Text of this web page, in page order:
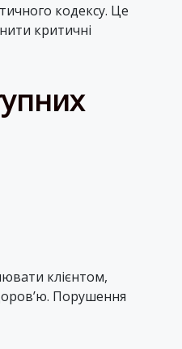
кодексу. Це
критичні
клієнтом,
Порушення